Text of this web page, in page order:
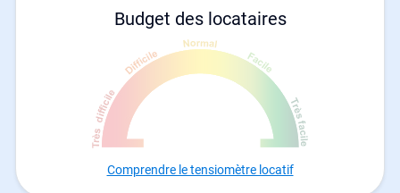
Budget des locataires
Comprendre le tensiomètre locatif